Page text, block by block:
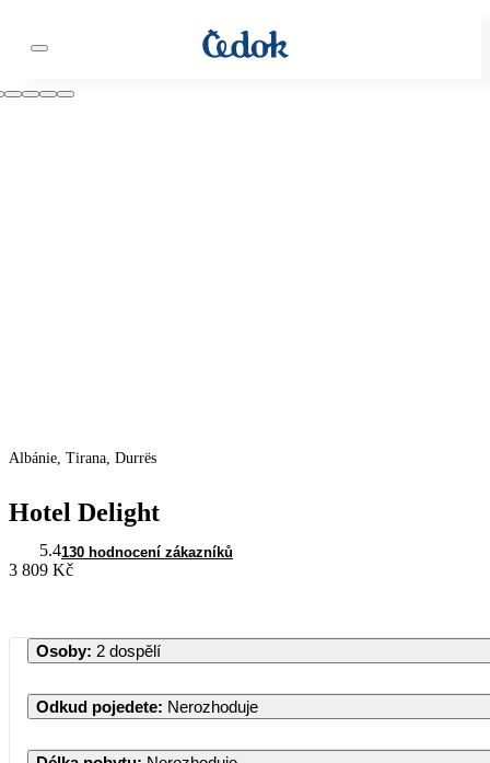
Albánie, Tirana, Durrës
Hotel Delight
5.4130 hodnocení zákazníků
3 809 Kč
Osoby: 2 dospělí
Odkud pojedete: Nerozhoduje